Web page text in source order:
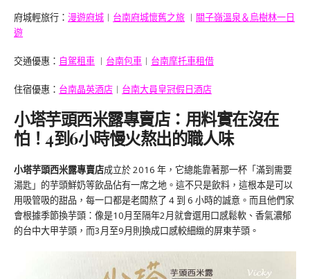
府城輕旅行： 漫遊府城 ︱ 台南府城懷舊之旅 ︱ 關子嶺溫泉＆烏樹林一日
遊
交通優惠： 自駕租車 ︱ 台南包車 ︱ 台南摩托車租借
住宿優惠： 台南晶英酒店 ︱ 台南大員皇冠假日酒店
小塔芋頭西米露專賣店： 用料實在沒在
怕！4到6小時慢火熬出的職人味
小塔芋頭西米露專賣店成立於 2016 年，它總能靠著那一杯「滿到需要
湯匙」的芋頭鮮奶等飲品佔有一席之地。這不只是飲料，這根本是可以
用吸管吸的甜品，每一口都是老闆熬了 4 到 6 小時的誠意。而且他們家
會根據季節換芋頭：像是10月至隔年2月就會選用口感鬆軟、香氣濃郁
的台中大甲芋頭，而3月至9月則換成口感較細緻的屏東芋頭。